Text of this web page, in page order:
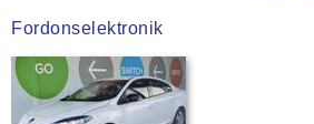
Fordonselektronik